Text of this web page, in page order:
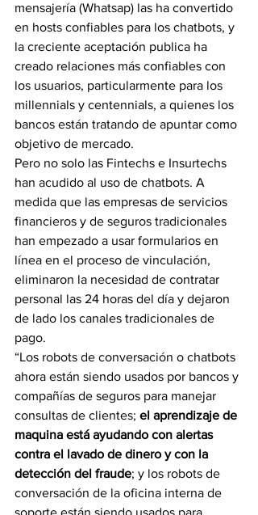
mensajería (Whatsap) las ha convertido
en hosts confiables para los chatbots, y
la creciente aceptación publica ha
creado relaciones más confiables con
los usuarios, particularmente para los
millennials y centennials, a quienes los
bancos están tratando de apuntar como
objetivo de mercado.
Pero no solo las Fintechs e Insurtechs
han acudido al uso de chatbots. A
medida que las empresas de servicios
financieros y de seguros tradicionales
han empezado a usar formularios en
línea en el proceso de vinculación,
eliminaron la necesidad de contratar
personal las 24 horas del día y dejaron
de lado los canales tradicionales de
pago.
“Los robots de conversación o chatbots
ahora están siendo usados por bancos y
compañías de seguros para manejar
consultas de clientes; el aprendizaje de
maquina está ayudando con alertas
contra el lavado de dinero y con la
detección del fraude; y los robots de
conversación de la oficina interna de
soporte están siendo usados para